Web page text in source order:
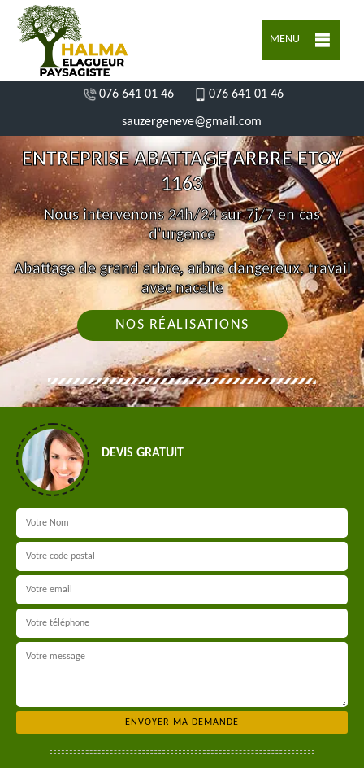
MENU
076 641 01 46 076 641 01 46
sauzergeneve@gmail.com
ENTREPRISE ABATTAGE ARBRE ETOY
1163
Nous intervenons 24h/24 sur 7j/7 en cas
d'urgence
Abattage de grand arbre, arbre dangereux, travail
avec nacelle
NOS RÉALISATIONS
DEVIS GRATUIT